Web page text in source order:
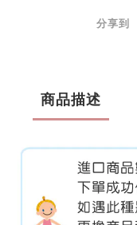
分享到
商品描述